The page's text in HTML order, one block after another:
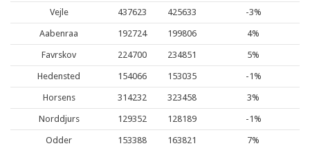
Vejle 437623 425633 -3%
Aabenraa 192724 199806 4%
Favrskov 224700 234851 5%
Hedensted 154066 153035 -1%
Horsens 314232 323458 3%
Norddjurs 129352 128189 -1%
Odder 153388 163821 7%